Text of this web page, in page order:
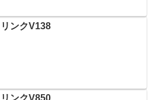
ィング戦略は、ビジネスの成功に欠かせ
ない重要な要素です。そこで...
リンクV138